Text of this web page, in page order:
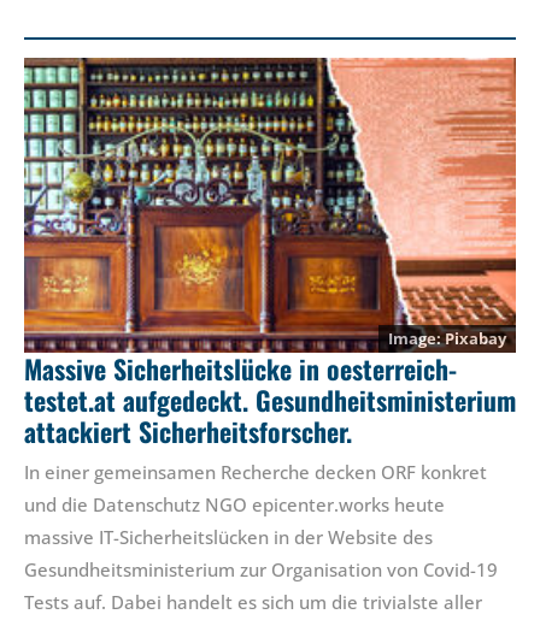
Pixabay
Massive Sicherheitslücke in oesterreich-
testet.at aufgedeckt. Gesundheitsministerium
attackiert Sicherheitsforscher.
In einer gemeinsamen Recherche decken ORF konkret
und die Datenschutz NGO epicenter.works heute
massive IT-Sicherheitslücken in der Website des
Gesundheitsministerium zur Organisation von Covid-19
Tests auf. Dabei handelt es sich um die trivialste aller